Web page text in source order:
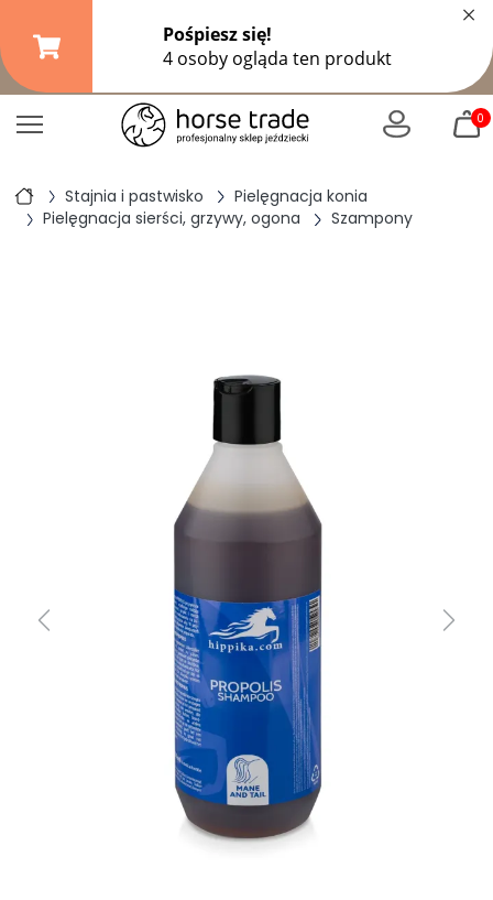
Darmowa dostawa od149,99 zł
299 złpozostałe formy wysyłki
×
0
Stajnia i pastwisko
Pielęgnacja konia
Pielęgnacja sierści, grzywy, ogona
Szampony
Previous Next